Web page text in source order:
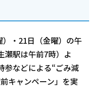
・21日（金曜）の午
瀬駅は午前7時）よ
参などによる“ごみ減
キャンペーン」を実